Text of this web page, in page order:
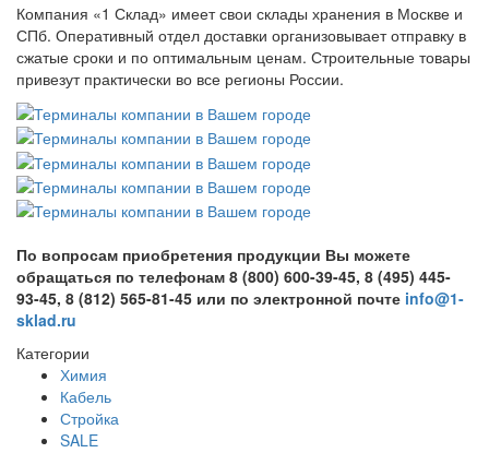
Компания «1 Склад» имеет свои склады хранения в Москве и
СПб. Оперативный отдел доставки организовывает отправку в
сжатые сроки и по оптимальным ценам. Строительные товары
привезут практически во все регионы России.
По вопросам приобретения продукции Вы можете
обращаться по телефонам 8 (800) 600-39-45, 8 (495) 445-
93-45, 8 (812) 565-81-45 или по электронной почте info@1-
sklad.ru
Категории
Химия
Кабель
Стройка
SALE